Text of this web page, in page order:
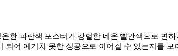
한 파란색 포스터가 강렬한 네온 빨간색으로 변
되어 예기치 못한 성공으로 이어질 수 있는지를 보